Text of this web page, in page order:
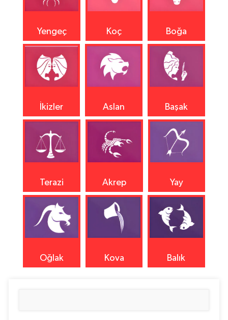
Yengeç Koç Boğa
İkizler Aslan Başak
Terazi Akrep Yay
Oğlak Kova Balık